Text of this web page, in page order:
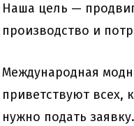
Наша цель —
производство и
Международная
приветствуют всех,
нужно подать заявку.